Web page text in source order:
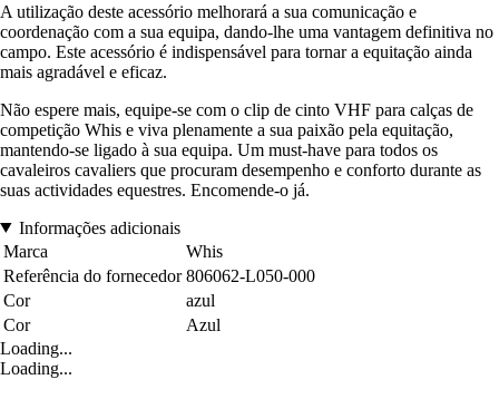
A utilização deste acessório melhorará a sua comunicação e
coordenação com a sua equipa, dando-lhe uma vantagem definitiva no
campo. Este acessório é indispensável para tornar a equitação ainda
mais agradável e eficaz.
Não espere mais, equipe-se com o clip de cinto VHF para calças de
competição Whis e viva plenamente a sua paixão pela equitação,
mantendo-se ligado à sua equipa. Um must-have para todos os
cavaleiros cavaliers que procuram desempenho e conforto durante as
suas actividades equestres. Encomende-o já.
Informações adicionais
Marca
Whis
Referência do fornecedor 806062-L050-000
Cor
azul
Cor
Azul
Loading...
Loading...